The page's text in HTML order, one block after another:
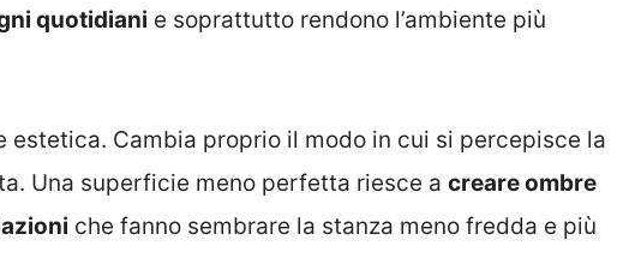
quotidiani e soprattutto rendono l’ambiente più
estetica. Cambia proprio il modo in cui si percepisce la
Una superficie meno perfetta riesce a creare ombre
che fanno sembrare la stanza meno fredda e più